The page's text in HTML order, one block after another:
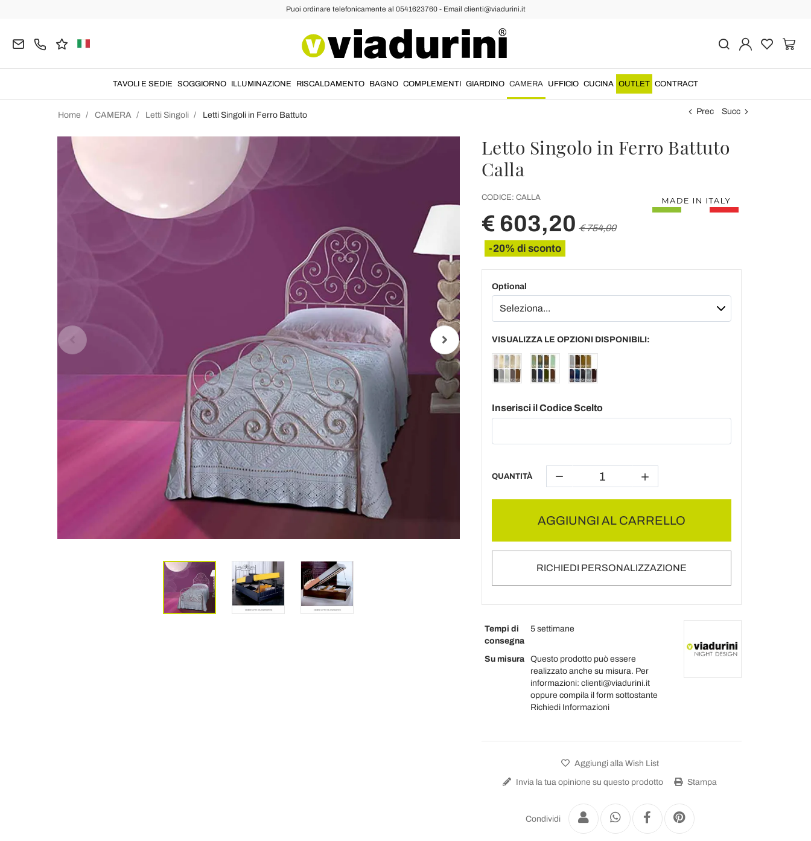
Puoi ordinare telefonicamente al 0541623760 - Email clienti@viadurini.it
TAVOLI E SEDIE SOGGIORNO ILLUMINAZIONE RISCALDAMENTO BAGNO COMPLEMENTI GIARDINO CAMERA UFFICIO CUCINA OUTLET CONTRACT
Home CAMERA Letti Singoli Letti Singoli in Ferro Battuto Prec Succ
Letto Singolo in Ferro Battuto
Calla
CODICE: CALLA
€ 603,20 € 754,00
-20% di sconto
Optional
VISUALIZZA LE OPZIONI DISPONIBILI:
Inserisci il Codice Scelto
QUANTITÀ
AGGIUNGI AL CARRELLO
RICHIEDI PERSONALIZZAZIONE
Tempi di
consegna
5 settimane
Su misura
Questo prodotto può essere
realizzato anche su misura. Per
informazioni: clienti@viadurini.it
oppure compila il form sottostante
Richiedi Informazioni
Aggiungi alla Wish List
Invia la tua opinione su questo prodotto Stampa
Condividi